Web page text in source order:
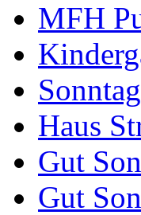
MFH
Haus
Gut
Gut